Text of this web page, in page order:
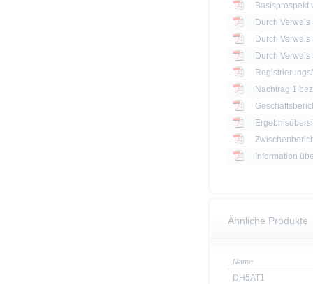
Basisprospekt
Nachtrag 1
Information
Ähnliche Produkte
Name
DH5AT1